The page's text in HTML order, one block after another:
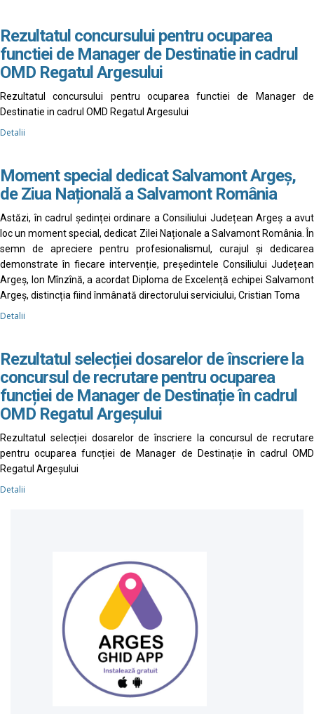
Rezultatul concursului pentru ocuparea
functiei de Manager de Destinatie in cadrul
OMD Regatul Argesului
Rezultatul concursului pentru ocuparea functiei de Manager de
Destinatie in cadrul OMD Regatul Argesului
Detalii
Moment special dedicat Salvamont Argeș,
de Ziua Națională a Salvamont România
Astăzi, în cadrul ședinței ordinare a Consiliului Județean Argeș a avut
loc un moment special, dedicat Zilei Naționale a Salvamont România. În
semn de apreciere pentru profesionalismul, curajul și dedicarea
demonstrate în fiecare intervenție, președintele Consiliului Județean
Argeș, Ion Mînzînă, a acordat Diploma de Excelență echipei Salvamont
Argeș, distincția fiind înmânată directorului serviciului, Cristian Toma
Detalii
Rezultatul selecției dosarelor de înscriere la
concursul de recrutare pentru ocuparea
funcției de Manager de Destinație în cadrul
OMD Regatul Argeșului
Rezultatul selecției dosarelor de înscriere la concursul de recrutare
pentru ocuparea funcției de Manager de Destinație în cadrul OMD
Regatul Argeșului
Detalii